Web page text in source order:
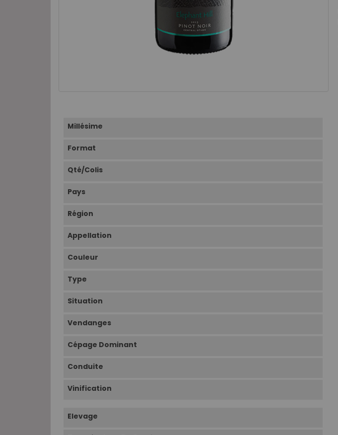
Millésime
Format
Qté/Colis
Pays
Région
Appellation
Couleur
Type
Situation
Vendanges
Cépage Dominant
Conduite
Vinification
Elevage